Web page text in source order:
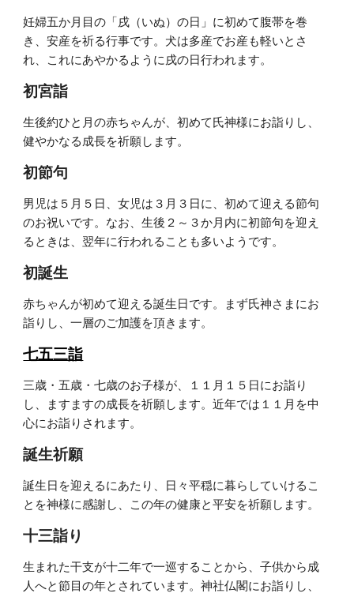
妊婦五か月目の「戌（いぬ）の日」に初めて腹帯を巻
き、安産を祈る行事です。犬は多産でお産も軽いとさ
れ、これにあやかるように戌の日行われます。
初宮詣
生後約ひと月の赤ちゃんが、初めて氏神様にお詣りし、
健やかなる成長を祈願します。
初節句
男児は５月５日、女児は３月３日に、初めて迎える節句
のお祝いです。なお、生後２～３か月内に初節句を迎え
るときは、翌年に行われることも多いようです。
初誕生
赤ちゃんが初めて迎える誕生日です。まず氏神さまにお
詣りし、一層のご加護を頂きます。
七五三詣
三歳・五歳・七歳のお子様が、１１月１５日にお詣り
し、ますますの成長を祈願します。近年では１１月を中
心にお詣りされます。
誕生祈願
誕生日を迎えるにあたり、日々平穏に暮らしていけるこ
とを神様に感謝し、この年の健康と平安を祈願します。
十三詣り
生まれた干支が十二年で一巡することから、子供から成
人へと節目の年とされています。神社仏閣にお詣りし、